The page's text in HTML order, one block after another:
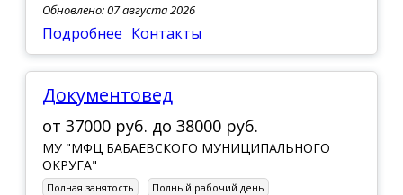
Обновлено: 07 августа 2026
Подробнее Контакты
Документовед
от 37000 руб. до 38000 руб.
МУ "МФЦ БАБАЕВСКОГО МУНИЦИПАЛЬНОГО
ОКРУГА"
Полная занятость
Полный рабочий день